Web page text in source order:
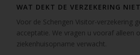
WAT DEKT DE VERZEKERING
Voor de Schengen Visitor-verzekering
acceptatie. We vragen u vooraf alleen
ziekenhuisopname verwacht.